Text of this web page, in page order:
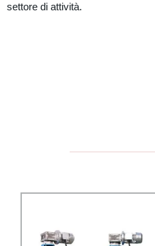
settore di attività.